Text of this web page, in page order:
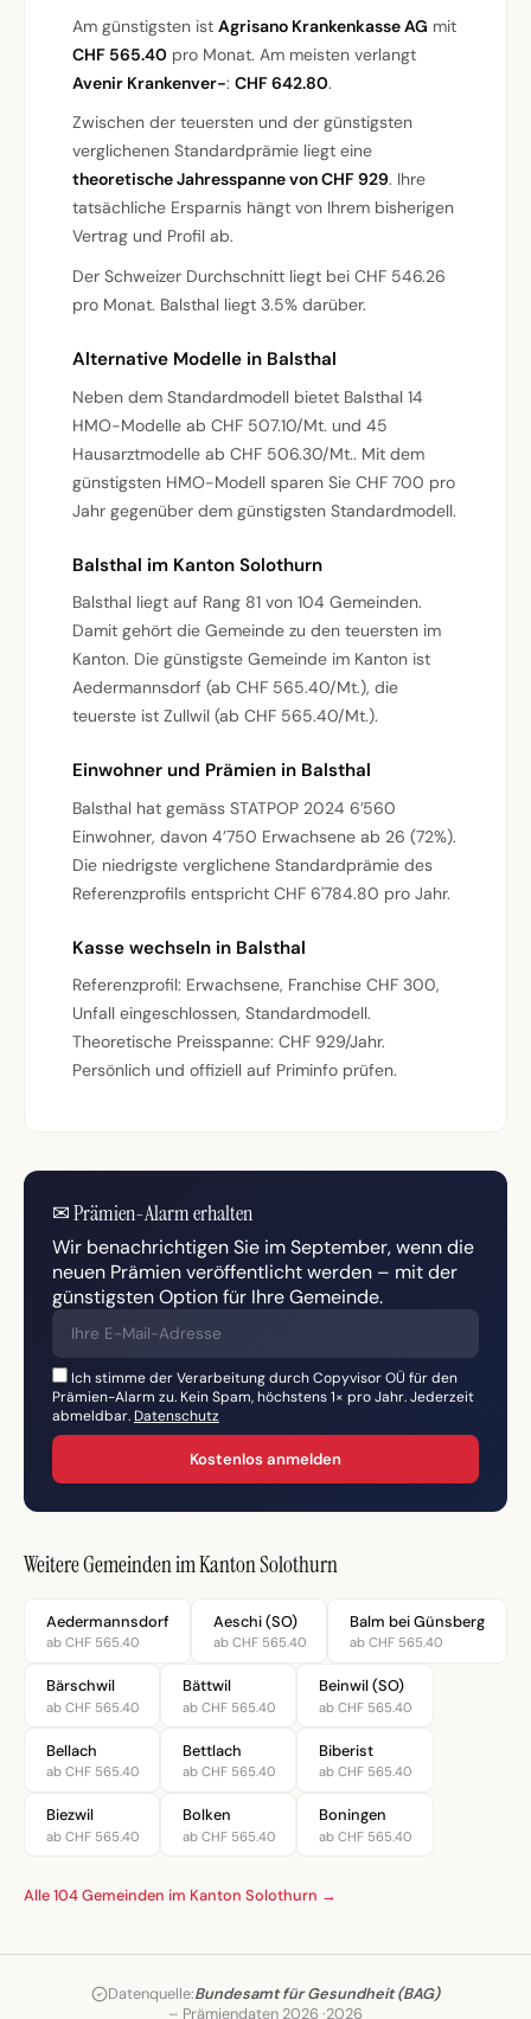
Am günstigsten ist Agrisano Krankenkasse AG mit
CHF 565.40 pro Monat. Am meisten verlangt
Avenir Krankenver-: CHF 642.80.
Zwischen der teuersten und der günstigsten
verglichenen Standardprämie liegt eine
theoretische Jahresspanne von CHF 929. Ihre
tatsächliche Ersparnis hängt von Ihrem bisherigen
Vertrag und Profil ab.
Der Schweizer Durchschnitt liegt bei CHF 546.26
pro Monat. Balsthal liegt 3.5% darüber.
Alternative Modelle in Balsthal
Neben dem Standardmodell bietet Balsthal 14
HMO-Modelle ab CHF 507.10/Mt. und 45
Hausarztmodelle ab CHF 506.30/Mt.. Mit dem
günstigsten HMO-Modell sparen Sie CHF 700 pro
Jahr gegenüber dem günstigsten Standardmodell.
Balsthal im Kanton Solothurn
Balsthal liegt auf Rang 81 von 104 Gemeinden.
Damit gehört die Gemeinde zu den teuersten im
Kanton. Die günstigste Gemeinde im Kanton ist
Aedermannsdorf (ab CHF 565.40/Mt.), die
teuerste ist Zullwil (ab CHF 565.40/Mt.).
Einwohner und Prämien in Balsthal
Balsthal hat gemäss STATPOP 2024 6’560
Einwohner, davon 4’750 Erwachsene ab 26 (72%).
Die niedrigste verglichene Standardprämie des
Referenzprofils entspricht CHF 6'784.80 pro Jahr.
Kasse wechseln in Balsthal
Referenzprofil: Erwachsene, Franchise CHF 300,
Unfall eingeschlossen, Standardmodell.
Theoretische Preisspanne: CHF 929/Jahr.
Persönlich und offiziell auf Priminfo prüfen.
✉Prämien-Alarm erhalten
Wir benachrichtigen Sie im September, wenn die
neuen Prämien veröffentlicht werden – mit der
günstigsten Option für Ihre Gemeinde.
Ich stimme der Verarbeitung durch Copyvisor OÜ für den
Prämien-Alarm zu. Kein Spam, höchstens 1× pro Jahr. Jederzeit
abmeldbar. Datenschutz
Kostenlos anmelden
Weitere Gemeinden im Kanton Solothurn
Aedermannsdorf
ab CHF 565.40
Aeschi (SO)
ab CHF 565.40
Balm bei Günsberg
ab CHF 565.40
Bärschwil
ab CHF 565.40
Bättwil
ab CHF 565.40
Beinwil (SO)
ab CHF 565.40
Bellach
ab CHF 565.40
Bettlach
ab CHF 565.40
Biberist
ab CHF 565.40
Biezwil
ab CHF 565.40
Bolken
ab CHF 565.40
Boningen
ab CHF 565.40
Alle 104 Gemeinden im Kanton Solothurn →
Datenquelle:Bundesamt für Gesundheit (BAG)
– Prämiendaten 2026 ·2026